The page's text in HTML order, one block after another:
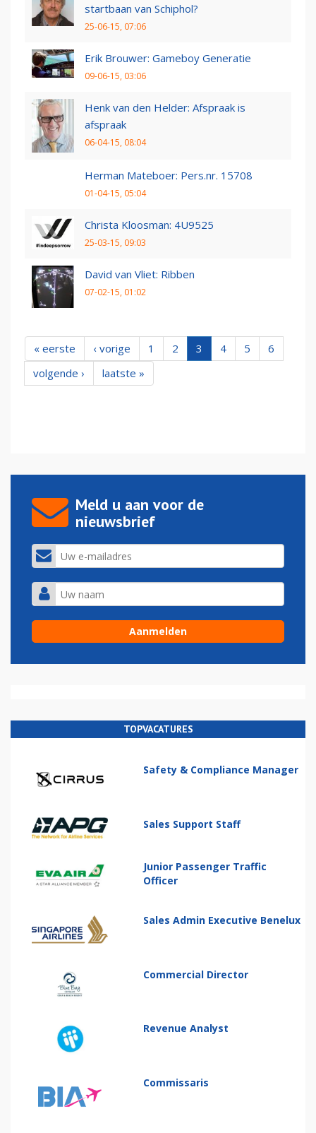
startbaan van Schiphol?
25-06-15, 07:06
Erik Brouwer: Gameboy Generatie
09-06-15, 03:06
Henk van den Helder: Afspraak is
afspraak
06-04-15, 08:04
Herman Mateboer: Pers.nr. 15708
01-04-15, 05:04
Christa Kloosman: 4U9525
25-03-15, 09:03
David van Vliet: Ribben
07-02-15, 01:02
« eerste ‹ vorige 1 2 3 4 5
6
volgende ›
laatste »
Meld u aan voor de
nieuwsbrief
TOPVACATURES
Safety & Compliance Manager
Sales Support Staff
Junior Passenger Traffic
Officer
Sales Admin Executive Benelux
Commercial Director
Revenue Analyst
Commissaris